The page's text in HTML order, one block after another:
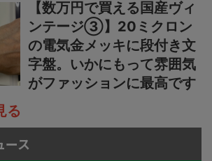
【数万円で買える国産ヴィ
ンテージ③】20ミクロン
の電気金メッキに段付き文
字盤。いかにもって雰囲気
がファッションに最高です
る
ス